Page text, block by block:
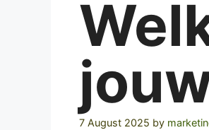
7 August 2025 by